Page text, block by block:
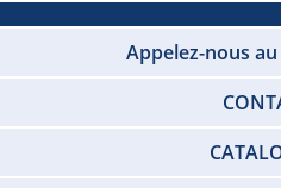
Appelez-nous au